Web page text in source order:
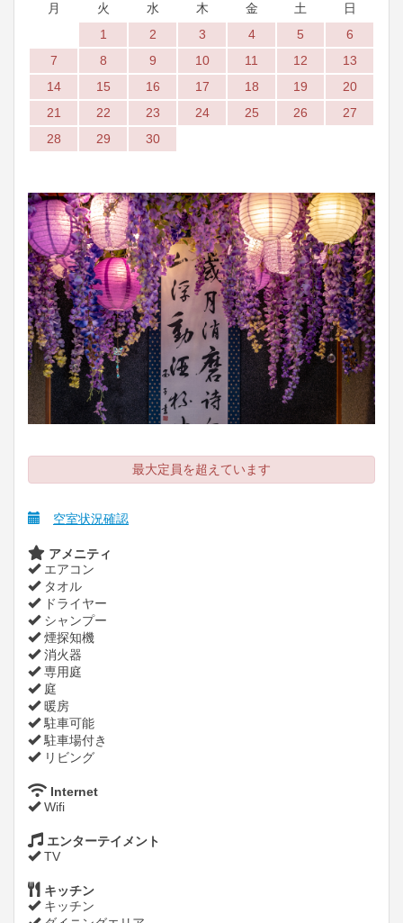
月
火 水 木 金 土
日
1
2 3 4 5
6
7
8 9 10 11 12
13
14
15 16 17 18 19
20
21
22 23 24 25 26
27
28
29 30
最大定員を超えています
空室状況確認
アメニティ
エアコン
タオル
ドライヤー
シャンプー
煙探知機
消火器
専用庭
庭
暖房
駐車可能
駐車場付き
リビング
Internet
Wifi
エンターテイメント
TV
キッチン
キッチン